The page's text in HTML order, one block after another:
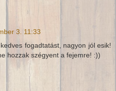
3. 11:33
fogadtatást, nagyon jól esik!
hozzak szégyent a fejemre! :))